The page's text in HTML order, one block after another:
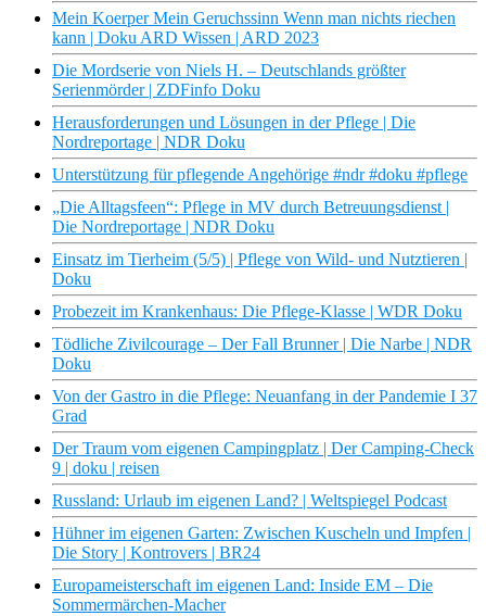
Mein Koerper Mein Geruchssinn Wenn man nichts riechen
kann | Doku ARD Wissen | ARD 2023
Die Mordserie von Niels H. – Deutschlands größter
Serienmörder | ZDFinfo Doku
Herausforderungen und Lösungen in der Pflege | Die
Nordreportage | NDR Doku
Unterstützung für pflegende Angehörige #ndr #doku #pflege
„Die Alltagsfeen“: Pflege in MV durch Betreuungsdienst |
Die Nordreportage | NDR Doku
Einsatz im Tierheim (5/5) | Pflege von Wild- und Nutztieren |
Doku
Probezeit im Krankenhaus: Die Pflege-Klasse | WDR Doku
Tödliche Zivilcourage – Der Fall Brunner | Die Narbe | NDR
Doku
Von der Gastro in die Pflege: Neuanfang in der Pandemie I 37
Grad
Der Traum vom eigenen Campingplatz | Der Camping-Check
9 | doku | reisen
Russland: Urlaub im eigenen Land? | Weltspiegel Podcast
Hühner im eigenen Garten: Zwischen Kuscheln und Impfen |
Die Story | Kontrovers | BR24
Europameisterschaft im eigenen Land: Inside EM – Die
Sommermärchen-Macher